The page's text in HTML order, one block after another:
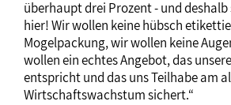
überhaupt drei Prozent - und
hier! Wir wollen keine hübsch
Mogelpackung, wir wollen keine
wollen ein echtes Angebot, das
entspricht und das uns Teilhabe am
Wirtschaftswachstum sichert.“